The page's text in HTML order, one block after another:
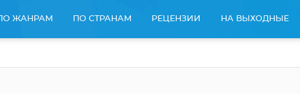
ПО ЖАНРАМ ПО СТРАНАМ РЕЦЕНЗИИ НА ВЫХОДНЫЕ